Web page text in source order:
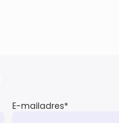
E-mailadres*